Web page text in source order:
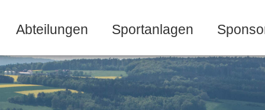
Abteilungen Sportanlagen